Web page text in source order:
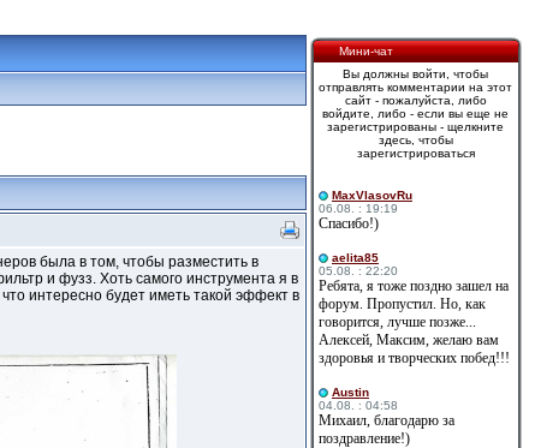
была в том, чтобы разместить в
и фузз. Хоть самого инструмента я в
интересно будет иметь такой эффект в
Мини-чат
Вы должны войти, чтобы
отправлять комментарии на этот
сайт - пожалуйста, либо
войдите, либо - если вы еще не
зарегистрированы - щелкните
здесь, чтобы
зарегистрироваться
MaxVlasovRu
06.08. : 19:19
Спасибо!)
aelita85
05.08. : 22:20
Ребята, я тоже поздно зашел на
форум. Пропустил. Но, как
говорится, лучше позже...
Алексей, Максим, желаю вам
здоровья и творческих побед!!!
Austin
04.08. : 04:58
Михаил, благодарю за
поздравление!)